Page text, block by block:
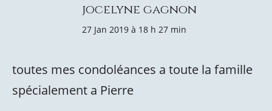
jocelyne gagnon
27 Jan 2019 à 18 h 27 min
toutes mes condoléances a toute la famille
spécialement a Pierre